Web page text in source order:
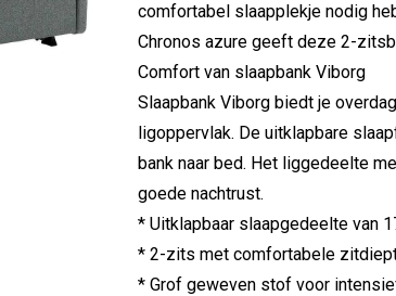
comfortabel slaapplekje nodig
Chronos azure geeft deze 2-
Comfort van slaapbank Viborg
Slaapbank Viborg biedt je
ligoppervlak. De uitklapbare
bank naar bed. Het liggedeelte
goede nachtrust.
* Uitklapbaar slaapgedeelte van
* 2-zits met comfortabele
* Grof geweven stof voor